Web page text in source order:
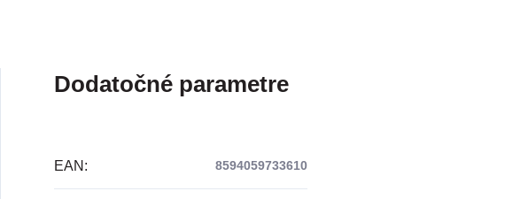
Dodatočné parametre
EAN : 8594059733610